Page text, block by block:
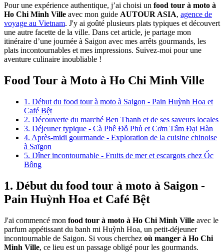
Pour une expérience authentique, j’ai choisi un food tour à moto à
Ho Chi Minh Ville avec mon guide AUTOUR ASIA, agence de
voyage au Vietnam. J'y ai goûté plusieurs plats typiques et découvert
une autre facette de la ville. Dans cet article, je partage mon
itinéraire d’une journée à Saigon avec mes arrêts gourmands, les
plats incontournables et mes impressions. Suivez-moi pour une
aventure culinaire inoubliable !
Food Tour à Moto à Ho Chi Minh Ville
1. Début du food tour à moto à Saigon - Pain Huỳnh Hoa et
Café Bệt
2. Découverte du marché Ben Thanh et de ses saveurs locales
3. Déjeuner typique - Cà Phê Đỗ Phủ et Cơm Tấm Đại Hàn
4. Après-midi gourmande - Exploration de la cuisine chinoise
à Saïgon
5. Dîner incontournable - Fruits de mer et escargots chez Ốc
Bông
1. Début du food tour à moto à Saigon -
Pain Huỳnh Hoa et Café Bệt
J'ai commencé mon food tour à moto à Ho Chi Minh Ville avec le
parfum appétissant du banh mi Huỳnh Hoa, un petit-déjeuner
incontournable de Saigon. Si vous cherchez où manger à Ho Chi
Minh Ville, ce lieu est un passage obligé pour les gourmands.